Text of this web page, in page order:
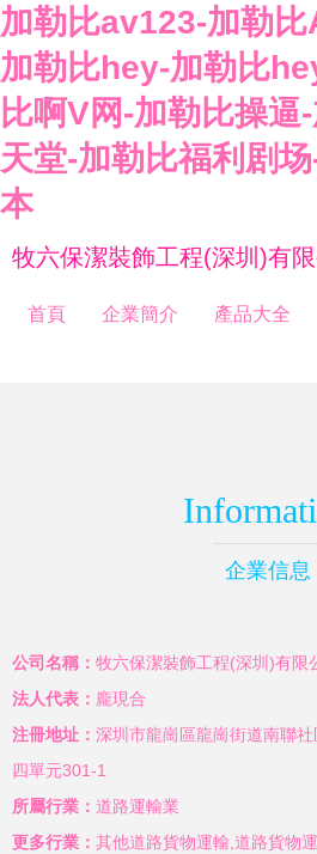
加勒比av123-加勒
加勒比hey-加勒比
比啊V网-加勒比操逼
天堂-加勒比福利剧
本
牧六保潔裝飾工程(深圳)有限
首頁 企業簡介 產品大全
企業信息
公司名稱： 牧六保潔裝飾工程(深圳)有限
法人代表： 龐現合
注冊地址： 深圳市龍崗區龍崗街道南聯
四單元301-1
所屬行業： 道路運輸業
更多行業： 其他道路貨物運輸,道路貨物